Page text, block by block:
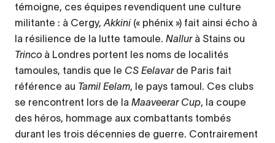
témoigne, ces équipes revendiquent une culture
militante : à Cergy, Akkini (« phénix ») fait ainsi écho à
la résilience de la lutte tamoule. Nallurà Stains ou
Trinco à Londres portent les noms de localités
tamoules, tandis que le CS Eelavar de Paris fait
référence au Tamil Eelam, le pays tamoul. Ces clubs
se rencontrent lors de la Maaveerar Cup, la coupe
des héros, hommage aux combattants tombés
durant les trois décennies de guerre. Contrairement